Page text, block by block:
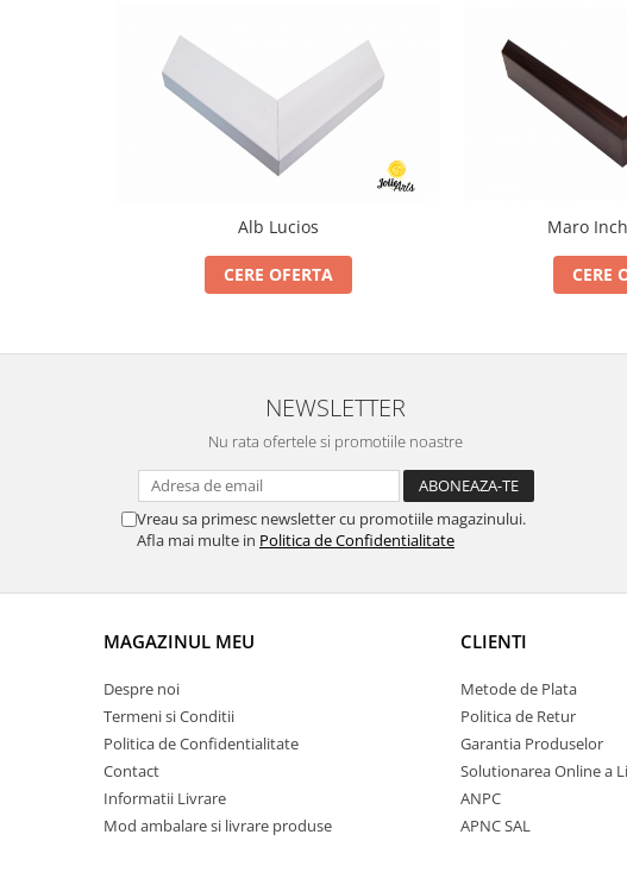
Alb Lucios
CERE OFERTA
Maro
CERE
NEWSLETTER
Nu rata ofertele si promotiile noastre
Vreau sa primesc newsletter cu promotiile magazinului.
Afla mai multe in Politica de Confidentialitate
MAGAZINUL MEU
Despre noi
Termeni si Conditii
Politica de Confidentialitate
Contact
Informatii Livrare
Mod ambalare si livrare produse
CLIENTI
Metode de Plata
Politica de Retur
Garantia Produselor
Solutionarea Online a
ANPC
APNC SAL